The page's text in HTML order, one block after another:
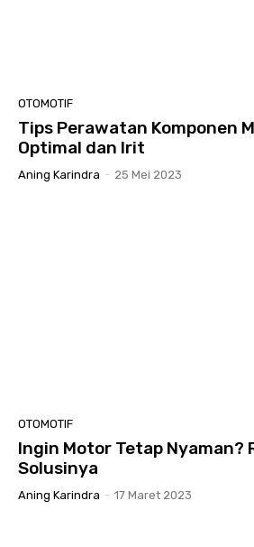
OTOMOTIF
Tips Perawatan Komponen
Optimal dan Irit
Aning Karindra - 25 Mei 2023
OTOMOTIF
Ingin Motor Tetap Nyaman?
Solusinya
Aning Karindra - 17 Maret 2023